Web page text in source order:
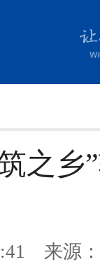
之乡
来源